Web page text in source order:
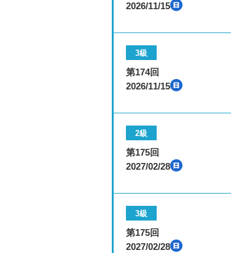
2026/11/15
3級
第174回
2026/11/15
2級
第175回
2027/02/28
3級
第175回
2027/02/28